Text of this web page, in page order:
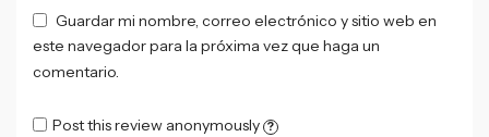
Guardar mi nombre, correo electrónico y sitio web en
este navegador para la próxima vez que haga un
comentario.
Post this review anonymously ?